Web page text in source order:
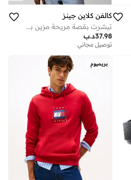
كالفن كلاين جينز
تيشرت بقصة مريحة مزين بشعار من الخلف
د.ب37.98
توصيل مجاني
بريميوم